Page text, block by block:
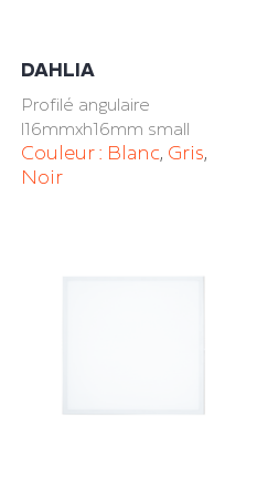
DAHLIA
Profilé angulaire
l16mmxh16mm small
Couleur : Blanc, Gris,
Noir